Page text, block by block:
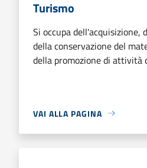
Turismo
Si occupa dell'acquisizione,
della conservazione del
della promozione di attività
VAI ALLA PAGINA